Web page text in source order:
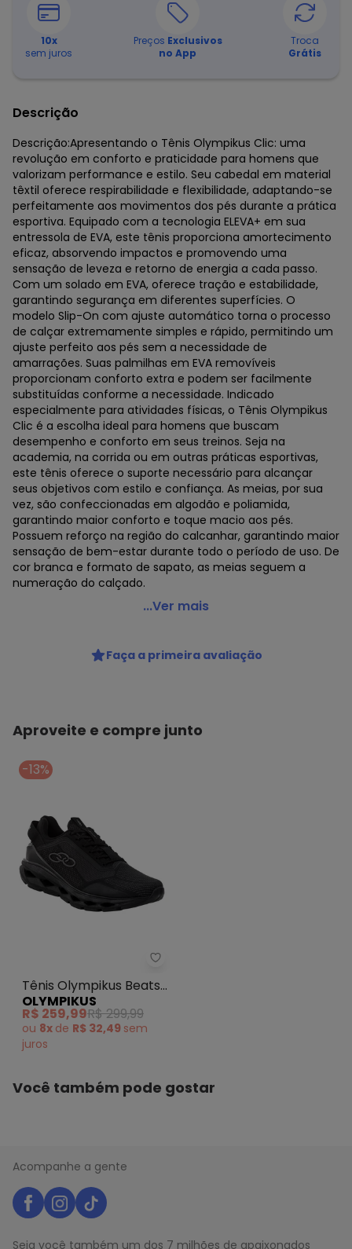
10x
sem juros
Preços Exclusivos
no App
Troca
Grátis
Descrição
Descrição:Apresentando o Tênis Olympikus Clic: uma
revolução em conforto e praticidade para homens que
valorizam performance e estilo. Seu cabedal em material
têxtil oferece respirabilidade e flexibilidade, adaptando-se
perfeitamente aos movimentos dos pés durante a prática
esportiva. Equipado com a tecnologia ELEVA+ em sua
entressola de EVA, este tênis proporciona amortecimento
eficaz, absorvendo impactos e promovendo uma
sensação de leveza e retorno de energia a cada passo.
Com um solado em EVA, oferece tração e estabilidade,
garantindo segurança em diferentes superfícies. O
modelo Slip-On com ajuste automático torna o processo
de calçar extremamente simples e rápido, permitindo um
ajuste perfeito aos pés sem a necessidade de
amarrações. Suas palmilhas em EVA removíveis
proporcionam conforto extra e podem ser facilmente
substituídas conforme a necessidade. Indicado
especialmente para atividades físicas, o Tênis Olympikus
Clic é a escolha ideal para homens que buscam
desempenho e conforto em seus treinos. Seja na
academia, na corrida ou em outras práticas esportivas,
este tênis oferece o suporte necessário para alcançar
seus objetivos com estilo e confiança. As meias, por sua
vez, são confeccionadas em algodão e poliamida,
garantindo maior conforto e toque macio aos pés.
Possuem reforço na região do calcanhar, garantindo maior
sensação de bem-estar durante todo o período de uso. De
cor branca e formato de sapato, as meias seguem a
numeração do calçado.
Olympikus - Kit Tênis Olympikus Clic e par de Meia Preto
...Ver mais
Faça a primeira avaliação
Aproveite e compre junto
-13%
Tênis Olympikus Beats (Preto)
Tênis Olympikus Beats
(Preto)
OLYMPIKUS
R$ 259,99R$ 299,99
ou 8x de R$ 32,49 sem
juros
Você também pode gostar
Acompanhe a gente
Seja você também um dos 7 milhões de apaixonados